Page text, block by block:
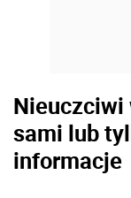
Nieuczciwi
sami lub
informacje